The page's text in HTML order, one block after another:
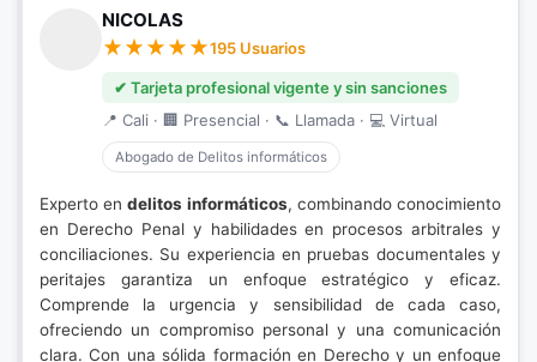
NICOLAS
195 Usuarios
✔ Tarjeta profesional vigente y sin sanciones
📍 Cali · 🏢 Presencial · 📞 Llamada · 💻 Virtual
Abogado de Delitos informáticos
Experto endelitos informáticos, combinando conocimiento
en Derecho Penal y habilidades en procesos arbitrales y
conciliaciones. Su experiencia en pruebas documentales y
peritajes garantiza un enfoque estratégico y eficaz.
Comprende la urgencia y sensibilidad de cada caso,
ofreciendo un compromiso personal y una comunicación
clara. Con una sólida formación en Derecho y un enfoque